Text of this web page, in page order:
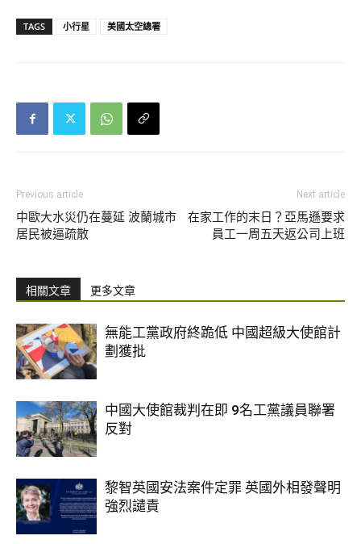
TAGS 小行星 美國太空總署
Previous article
中歐大水災仍在蔓延 波蘭城市
居民被逼疏散
Next article
在家工作的末日？亞馬遜要求
員工一周五天返公司上班
相關文章 更多文章
無能工黨政府終跪低 中國超級大使館計
劃獲批
中國大使館裁判在即 9名工黨議員聯署
反對
黎智英國安法案件定罪 英國外相發聲明
強烈譴責